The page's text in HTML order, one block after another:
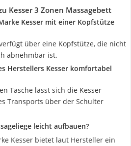
Kesser 3 Zonen Massagebett
Kesser mit einer Kopfstütze
über eine Kopfstütze, die nicht
abnehmbar ist.
Herstellers Kesser komfortabel
Tasche lässt sich die Kesser
Transports über der Schulter
leicht aufbauen?
Kesser bietet laut Hersteller ein